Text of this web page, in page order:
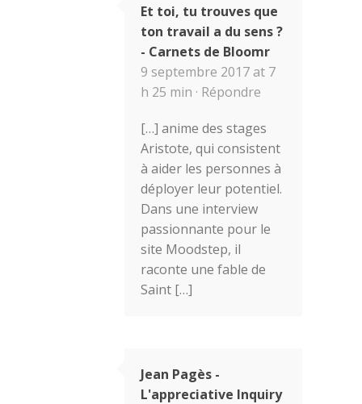
Et toi, tu trouves que
ton travail a du sens ?
- Carnets de Bloomr
9 septembre 2017 at 7
h 25 min · Répondre
[…] anime des stages
Aristote, qui consistent
à aider les personnes à
déployer leur potentiel.
Dans une interview
passionnante pour le
site Moodstep, il
raconte une fable de
Saint […]
Jean Pagès -
L'appreciative Inquiry